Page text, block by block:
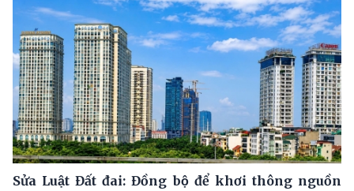
Sửa Luật Đất đai: Đồng bộ để khơi thông nguồn